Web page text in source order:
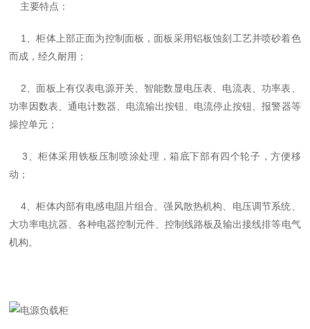
主要特点：
1、柜体上部正面为控制面板，面板采用铝板蚀刻工艺并喷砂着色
而成，经久耐用；
2、面板上有仪表电源开关、智能数显电压表、电流表、功率表、
功率因数表、通电计数器、电流输出按钮、电流停止按钮、报警器等
操控单元；
3、柜体采用铁板压制喷涂处理，箱底下部有四个轮子，方便移
动；
4、柜体内部有电感电阻片组合、强风散热机构、电压调节系统、
大功率电抗器、各种电器控制元件、控制线路板及输出接线排等电气
机构。